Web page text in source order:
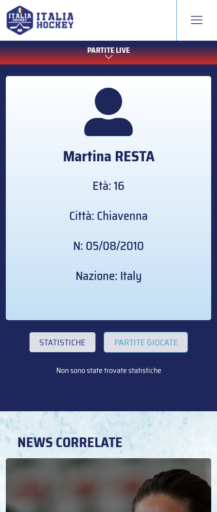
PARTITE LIVE
Martina RESTA
Età: 16
Città: Chiavenna
N: 05/08/2010
Nazione: Italy
STATISTICHE PARTITE GIOCATE
Non sono state trovate statistiche
NEWS CORRELATE